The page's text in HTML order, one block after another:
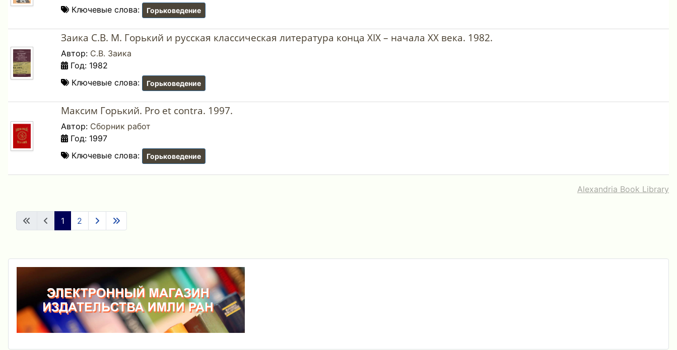
Ключевые слова:
Горьковедение
Заика С.В. М. Горький и русская классическая литература конца XIX – начала XX века. 1982.
Автор: С.В. Заика
Год: 1982
Ключевые слова:
Горьковедение
Максим Горький. Pro et contra. 1997.
Автор: Сборник работ
Год: 1997
Ключевые слова:
Горьковедение
Alexandria Book Library
1 2